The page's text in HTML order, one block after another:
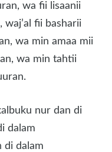
wa fii lisaanii
waj’al fii basharii
wa min amaa mii
wa min tahtii
nur dan di
dalam
di dalam